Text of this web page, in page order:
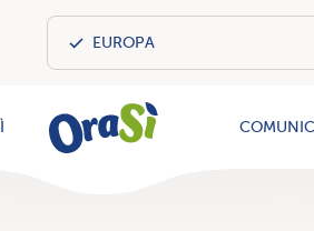
OraSì